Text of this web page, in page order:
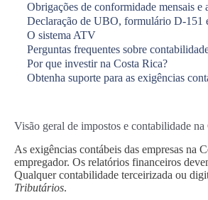
Obrigações de conformidade mensais e
Declaração de UBO, formulário D-151
O sistema ATV
Perguntas frequentes sobre
Por que investir na Costa Rica?
Obtenha suporte para as exigências
Visão geral de impostos e contabilidade na
As exigências contábeis das empresas na
empregador. Os relatórios financeiros
Qualquer contabilidade terceirizada ou
Tributários.